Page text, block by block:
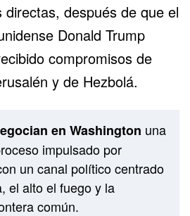
después de que el
Donald Trump
compromisos de
y de Hezbolá.
en Washington una
impulsado por
un canal político centrado
el alto el fuego y la
común.